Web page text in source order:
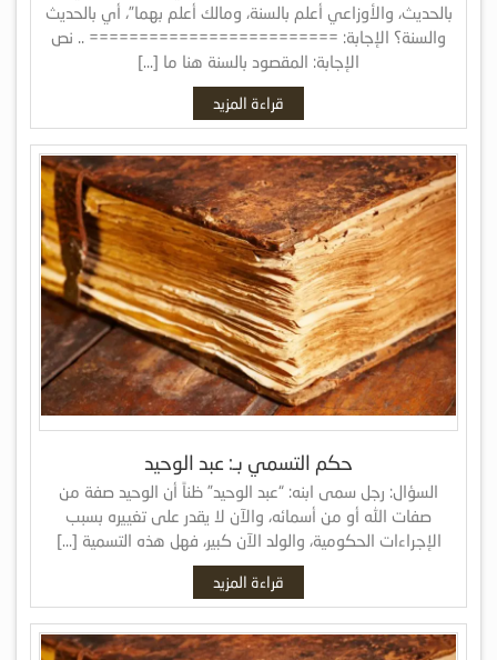
بالحديث، والأوزاعي أعلم بالسنة، ومالك أعلم بهما”، أي بالحديث
والسنة؟ الإجابة: ========================= .. نص
الإجابة: المقصود بالسنة هنا ما […]
قراءة المزيد
حكم التسمي بـ: عبد الوحيد
السؤال: رجل سمى ابنه: “عبد الوحيد” ظناً أن الوحيد صفة من
صفات الله أو من أسمائه، والآن لا يقدر على تغييره بسبب
الإجراءات الحكومية، والولد الآن كبير، فهل هذه التسمية […]
قراءة المزيد